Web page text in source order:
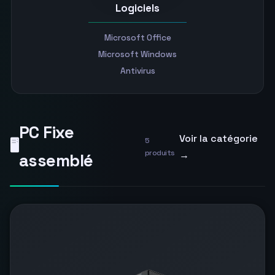
Logiciels
Microsoft Office
Microsoft Windows
Antivirus
🖥️
PC Fixe
assemblé
5
produits
Voir la catégorie
→